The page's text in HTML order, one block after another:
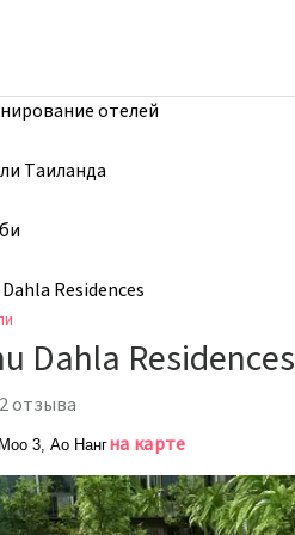
отелей
Таиланда
Residences
Dahla Residences
2 отзыва
3, Ао Нангна карте